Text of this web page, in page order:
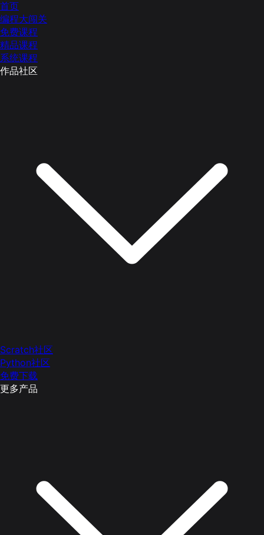
首页
编程大闯关
免费课程
精品课程
系统课程
作品社区
Scratch社区
Python社区
免费下载
更多产品